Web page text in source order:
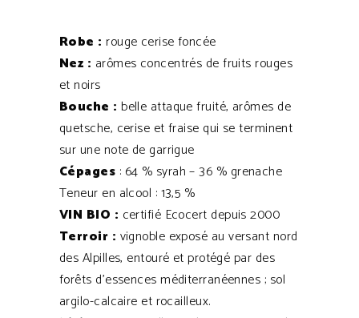
Robe : rouge cerise foncée
Nez : arômes concentrés de fruits rouges
et noirs
Bouche : belle attaque fruité, arômes de
quetsche, cerise et fraise qui se terminent
sur une note de garrigue
Cépages : 64 % syrah – 36 % grenache
Teneur en alcool : 13,5 %
VIN BIO : certifié Ecocert depuis 2000
Terroir : vignoble exposé au versant nord
des Alpilles, entouré et protégé par des
forêts d’essences méditerranéennes ; sol
argilo-calcaire et rocailleux.